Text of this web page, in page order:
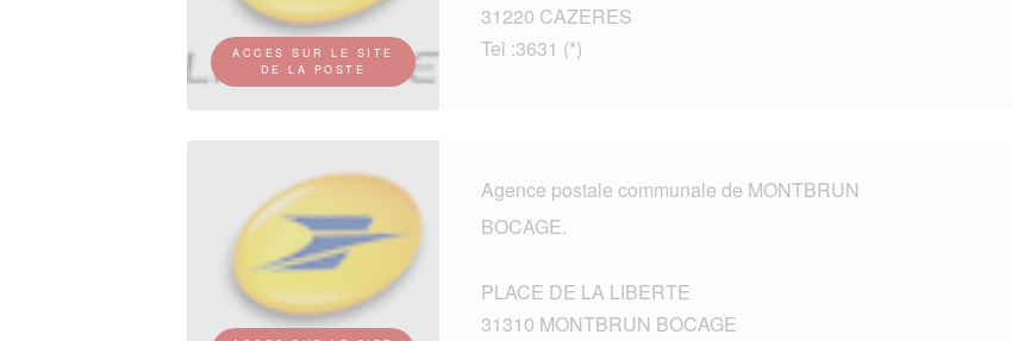
ACCES SUR LE SITE
DE LA POSTE
31220 CAZERES
Tel :3631 (*)
Agence postale communale de MONTBRUN
BOCAGE.
PLACE DE LA LIBERTE
31310 MONTBRUN BOCAGE